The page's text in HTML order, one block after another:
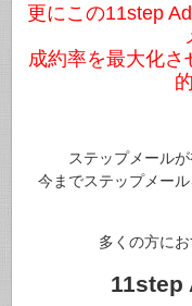
更にこの11step
成約率を最大化
ステップメール
今までステップメー
多くの方に
11step